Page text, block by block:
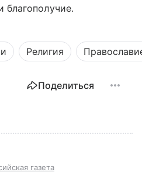
благополучие.
Религия
Поделиться
газета